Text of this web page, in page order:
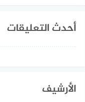
أحدث التعليقات
الأرشيف